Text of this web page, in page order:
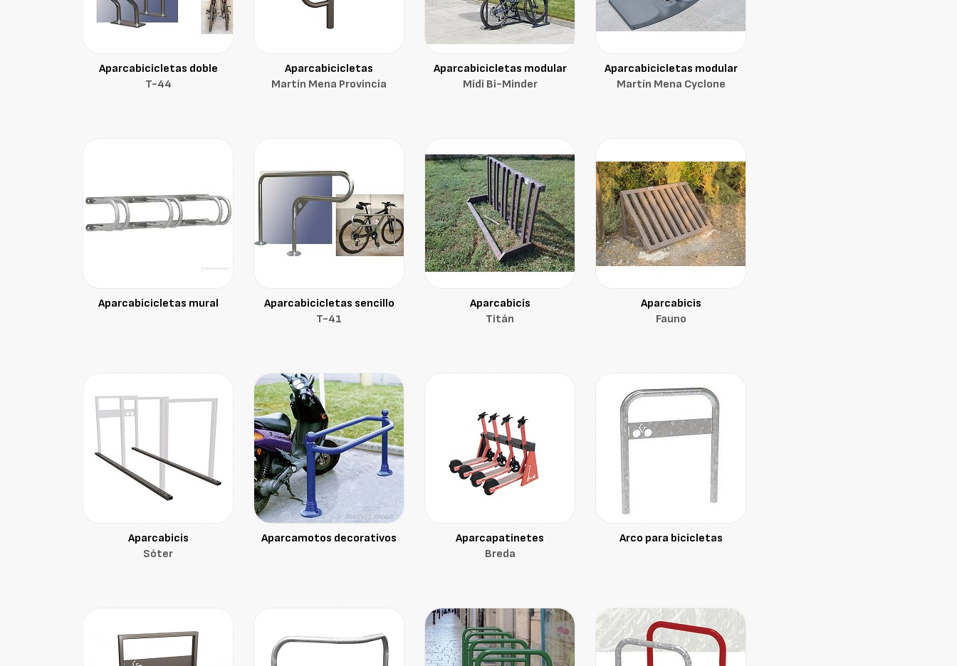
Aparcabicicletas doble
T-44
Aparcabicicletas
Martín Mena Provincia
Aparcabicicletas modular
Midi Bi-Minder
Aparcabicicletas modular
Martín Mena Cyclone
Aparcabicicletas mural
Aparcabicicletas sencillo
T-41
Aparcabicis
Titán
Aparcabicis
Fauno
Aparcabicis
Sóter
Aparcamotos decorativos
Aparcapatinetes
Breda
Arco para bicicletas